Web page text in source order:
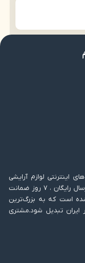
اینترنتی لوازم آرایشی
بهداشتی و زیبایی با پایبندی به سه اصل ارسال رایگان ، ۷ روز ضمانت
است که به بزرگ‌ترین
ایران تبدیل شود.مشتری